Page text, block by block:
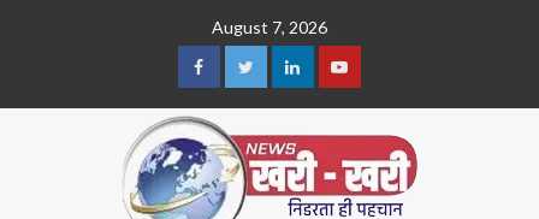
August 7, 2026
FacebookTwitterLinkedinYoutube